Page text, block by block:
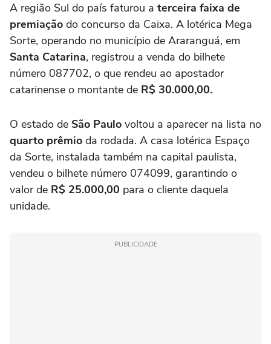
A região Sul do país faturou a terceira faixa de
premiação do concurso da Caixa. A lotérica Mega
Sorte, operando no município de Araranguá, em
Santa Catarina, registrou a venda do bilhete
número 087702, o que rendeu ao apostador
catarinense o montante de R$ 30.000,00.
O estado de São Paulo voltou a aparecer na lista no
quarto prêmio da rodada. A casa lotérica Espaço
da Sorte, instalada também na capital paulista,
vendeu o bilhete número 074099, garantindo o
valor de R$ 25.000,00 para o cliente daquela
unidade.
PUBLICIDADE